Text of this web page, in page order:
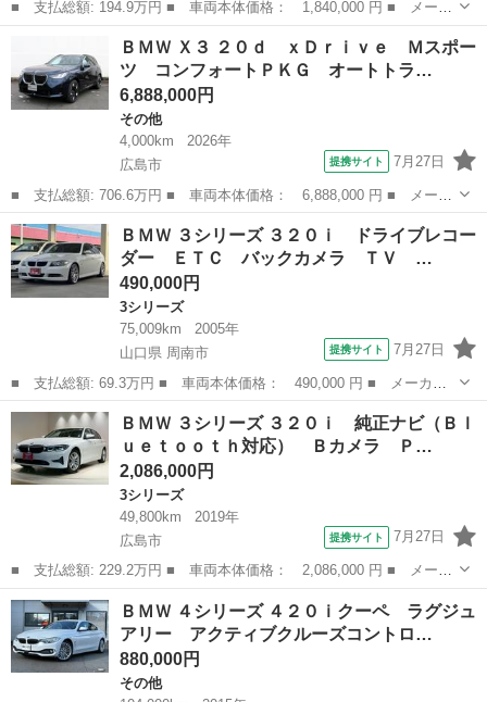
■ 支払総額: 194.9万円 ■ 車両本体価格： 1,840,000 円 ■ メーカ
ー名： ＢＭＷ ■ 車種名： ２シリーズ ■ グレード名： ２１８
ｄアクティブツアラー ラグジュアリー ■ 排気量： 2000cc ■ ...
ＢＭＷ Ｘ３ ２０ｄ ｘＤｒｉｖｅ Ｍスポー
ツ コンフォートＰＫＧ オートトラ…
6,888,000円
その他
4,000km
2026年
広島市
提携サイト 7月27日
■ 支払総額: 706.6万円 ■ 車両本体価格： 6,888,000 円 ■ メーカ
ー名： ＢＭＷ ■ 車種名： Ｘ３ ■ グレード名： ２０ｄ ｘＤ
ｒｉｖｅ Ｍスポーツ コンフォートＰＫＧ オートトランク ベー
ジュ革シ...
広島 広島市
ＢＭＷ ３シリーズ ３２０ｉ ドライブレコー
ダー ＥＴＣ バックカメラ ＴＶ …
490,000円
3シリーズ
75,009km
2005年
山口県 周南市
提携サイト 7月27日
■ 支払総額: 69.3万円 ■ 車両本体価格： 490,000 円 ■ メーカー
名： ＢＭＷ ■ 車種名： ３シリーズ ■ グレード名： ３２０
ｉ ドライブレコーダー ＥＴＣ バックカメラ ＴＶ アルミホイ
ール ＨＩＤ ...
山口 周南市
ＢＭＷ ３シリーズ ３２０ｉ 純正ナビ（Ｂｌ
ｕｅｔｏｏｔｈ対応） Ｂカメラ Ｐ…
2,086,000円
3シリーズ
49,800km
2019年
広島市
提携サイト 7月27日
■ 支払総額: 229.2万円 ■ 車両本体価格： 2,086,000 円 ■ メーカ
ー名： ＢＭＷ ■ 車種名： ３シリーズ ■ グレード名： ３２０
ｉ 純正ナビ（Ｂｌｕｅｔｏｏｔｈ対応） Ｂカメラ Ｐバックド
ア クリア...
広島 広島市
ＢＭＷ ４シリーズ ４２０ｉクーペ ラグジュ
アリー アクティブクルーズコントロ…
880,000円
その他